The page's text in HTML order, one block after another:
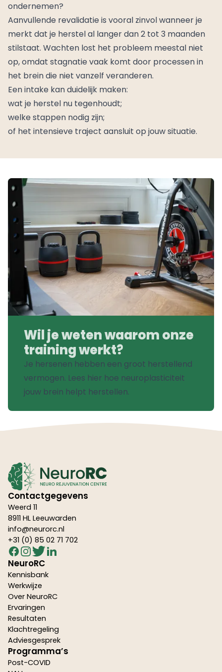
ondernemen?
Aanvullende revalidatie is vooral zinvol wanneer je
merkt dat je herstel al langer dan 2 tot 3 maanden
stilstaat. Wachten lost het probleem meestal niet
op, omdat stagnatie vaak komt door processen in
het brein die niet vanzelf veranderen.
Een intake kan duidelijk maken:
wat je herstel nu tegenhoudt;
welke stappen nodig zijn;
of het intensieve traject aansluit op jouw situatie.
Wil je weten waarom onze
training werkt?
Je hersenen hebben een groot herstellend
vermogen. Lees hier hoe neuroplasticiteit
jouw brein helpt herstellen.
Contactgegevens
Weerd 11
8911 HL Leeuwarden
info@neurorc.nl
+31 (0) 85 02 71 702
NeuroRC
Kennisbank
Werkwijze
Over NeuroRC
Ervaringen
Resultaten
Klachtregeling
Adviesgesprek
Programma’s
Post-COVID